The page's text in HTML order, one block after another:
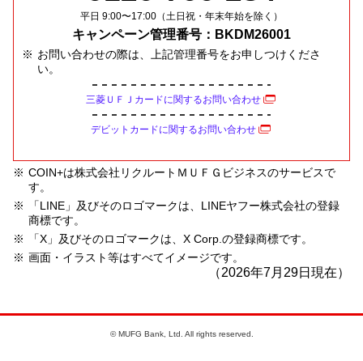
本プランは予告なく内容を変更または終了する場合が
あります。
プランに関連してお客さま・その他第三者に発生した
本プランの対象者に年齢制限はございません。なお、
15歳未満のお子さまの口座開設は親権者（父母）がお
可）、口座番号はキャッシュカードでご確認くださ
特典対象者の発表は、達成条件①で新規開設された当
ます。特典提供時期は口座開設完了日の2ヵ月後下旬を
予定しておりますが、予告なく変更となる場合があり
ます。
エントリーには三菱ＵＦＪダイレクトの登録が必要で
け付けできません。三菱ＵＦＪダイレクトにログイン
のうえ、「ホーム」＞「ニュース・キャンペーン」＞
特典内容
10,000円相当［グローバルポイント2,000ポイント］プレ
ご入会日から4ヵ月後の下旬
付与ポイントはご入会日から5ヵ月後のご請求明細を
ご覧ください。
ご入会日は、カードお届け時に同封のカード台紙でご
確認ください。
本特典は、対象カードに新規にご入会いただき、ご入
入会日はカード発行台紙にてご確認ください。
過去に三菱ＵＦＪデビットを保有されていた方は対象
外です。
た場合は、プレゼントの対象外となります。
参加登録フォームは、毎月第2土曜日21：00～翌朝7：
00はシステムメンテナンスのため、登録できません。
は口座解約されている方、カード利用停止や会員資格
取消事項に該当する方、不備・不正のある方は対象外
ざいます。
三菱ＵＦＪデビットが同時期に実施する他のキャンペ
ーン等がある場合、本特典と重複して景品を提供でき
ない場合があります。
平日 9:00〜17:00（土日祝・年末年始を除く）
キャンペーン管理番号：BKDM26001
お問い合わせの際は、上記管理番号をお申しつけくださ
い。
三菱ＵＦＪカードに関するお問い合わせ
デビットカードに関するお問い合わせ
COIN+は株式会社リクルートＭＵＦＧビジネスのサービスで
す。
「LINE」及びそのロゴマークは、LINEヤフー株式会社の登録
商標です。
「X」及びそのロゴマークは、X Corp.の登録商標です。
画面・イラスト等はすべてイメージです。
（2026年7月29日現在）
© MUFG Bank, Ltd. All rights reserved.